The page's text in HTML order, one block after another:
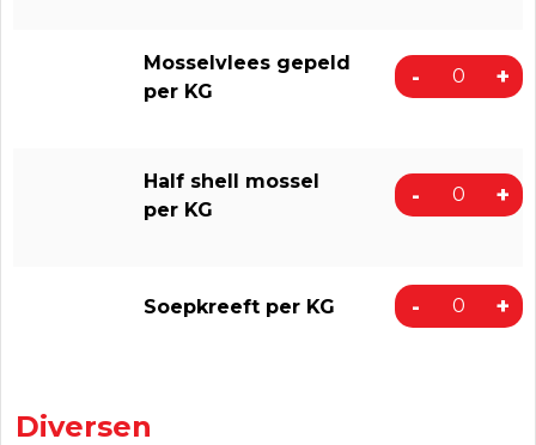
Mosselvlees gepeld
per KG
- +
Half shell mossel
per KG
- +
Soepkreeft per KG - +
Diversen